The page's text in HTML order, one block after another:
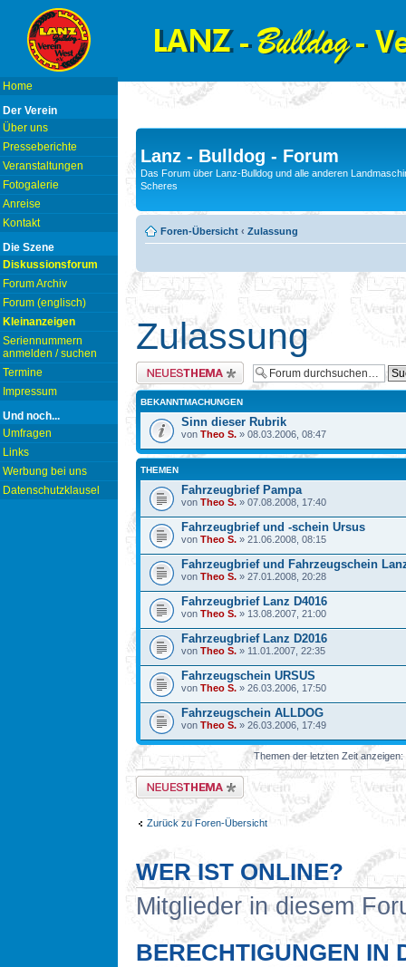
Home
Der Verein
Über uns
Presseberichte
Veranstaltungen
Fotogalerie
Anreise
Kontakt
Die Szene
Diskussionsforum
Forum Archiv
Forum (englisch)
Kleinanzeigen
Seriennummern
anmelden / suchen
Termine
Impressum
Und noch...
Umfragen
Links
Werbung bei uns
Datenschutzklausel
Lanz - Bulldog - Forum
Das Forum über Lanz-Bulldog und alle anderen
Scheres
Foren-Übersicht ‹ Zulassung
Zulassung
Neues Thema erstellen
BEKANNTMACHUNGEN
Sinn dieser Rubrik
von Theo S. » 08.03.2006, 08:47
THEMEN
Fahrzeugbrief Pampa
von Theo S. » 07.08.2008, 17:40
Fahrzeugbrief und -schein Ursus
von Theo S. » 21.06.2008, 08:15
Fahrzeugbrief und Fahrzeugschein
von Theo S. » 27.01.2008, 20:28
Fahrzeugbrief Lanz D4016
von Theo S. » 13.08.2007, 21:00
Fahrzeugbrief Lanz D2016
von Theo S. » 11.01.2007, 22:35
Fahrzeugschein URSUS
von Theo S. » 26.03.2006, 17:50
Fahrzeugschein ALLDOG
von Theo S. » 26.03.2006, 17:49
Themen der letzten Zeit anzeigen:
Neues Thema erstellen
Zurück zu Foren-Übersicht
WER IST ONLINE?
Mitglieder in diesem
BERECHTIGUNGEN IN